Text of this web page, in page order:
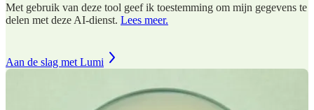
Met gebruik van deze tool geef ik toestemming om mijn gegevens te
delen met deze AI-dienst. Lees meer.
Aan de slag met Lumi